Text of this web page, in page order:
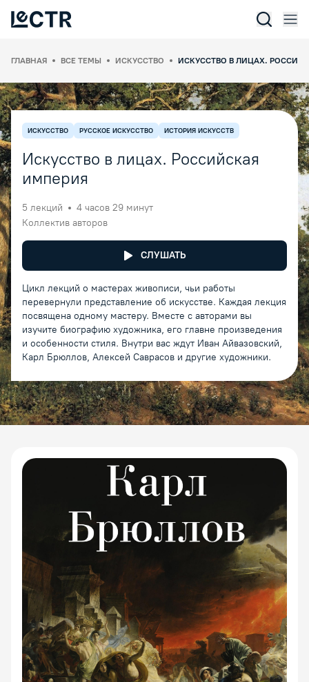
ГЛАВНАЯ ВСЕ ТЕМЫ ИСКУССТВО ИСКУССТВО В ЛИЦАХ.
ИСКУССТВО РУССКОЕ ИСКУССТВО ИСТОРИЯ ИСКУССТВ
Искусство в лицах. Российская
империя
5 лекций
4 часов 29 минут
Коллектив авторов
СЛУШАТЬ
Цикл лекций о мастерах живописи, чьи работы
перевернули представление об искусстве. Каждая лекция
посвящена одному мастеру. Вместе с авторами вы
изучите биографию художника, его главне произведения
и особенности стиля. Внутри вас ждут Иван Айвазовский,
Карл Брюллов, Алексей Саврасов и другие художники.